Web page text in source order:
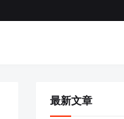
最新文章